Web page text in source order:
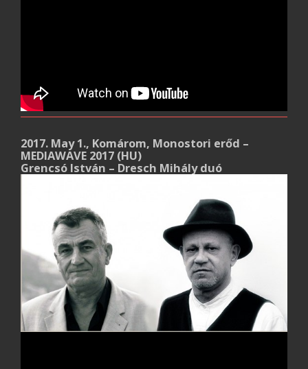
2017. May 1., Komárom, Monostori erőd –
MEDIAWAVE 2017 (HU)
Grencsó István – Dresch Mihály duó